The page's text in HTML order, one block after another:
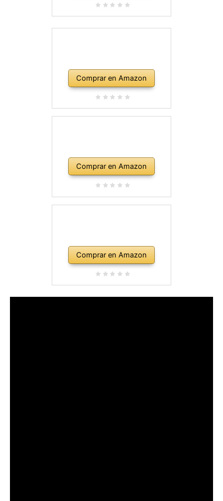
Comprar en Amazon
Comprar en Amazon
Comprar en Amazon